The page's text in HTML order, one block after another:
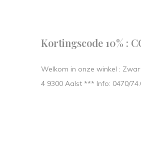
Kortingscode 10% :
Welkom in onze winkel :
4 9300 Aalst *** Info: 0470/